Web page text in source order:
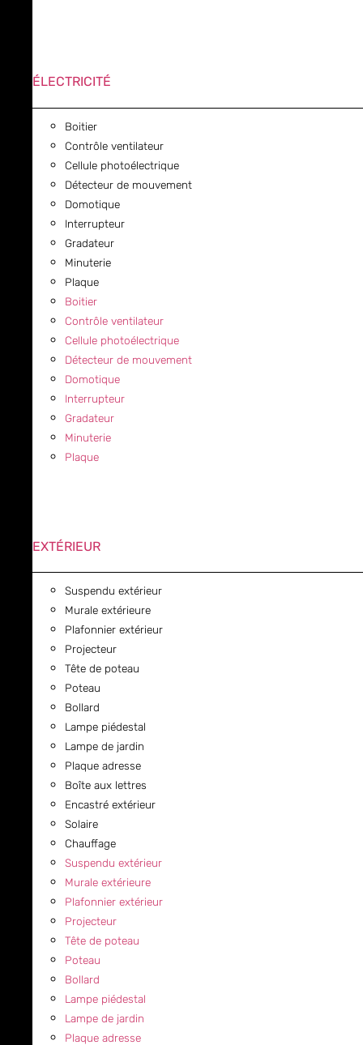
ÉLECTRICITÉ
Boitier
Contrôle ventilateur
Cellule photoélectrique
Détecteur de mouvement
Domotique
Interrupteur
Gradateur
Minuterie
Plaque
Boitier
Contrôle ventilateur
Cellule photoélectrique
Détecteur de mouvement
Domotique
Interrupteur
Gradateur
Minuterie
Plaque
EXTÉRIEUR
Suspendu extérieur
Murale extérieure
Plafonnier extérieur
Projecteur
Tête de poteau
Poteau
Bollard
Lampe piédestal
Lampe de jardin
Plaque adresse
Boîte aux lettres
Encastré extérieur
Solaire
Chauffage
Suspendu extérieur
Murale extérieure
Plafonnier extérieur
Projecteur
Tête de poteau
Poteau
Bollard
Lampe piédestal
Lampe de jardin
Plaque adresse